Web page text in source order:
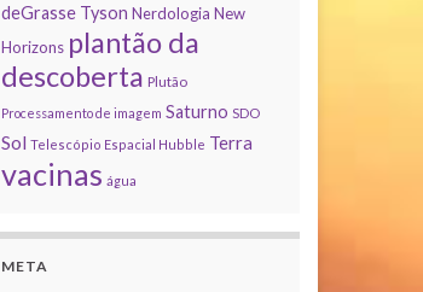
deGrasse Tyson Nerdologia New
Horizons plantão da
descoberta Plutão
Processamento de imagem Saturno SDO
Sol Telescópio Espacial Hubble Terra
vacinas água
META